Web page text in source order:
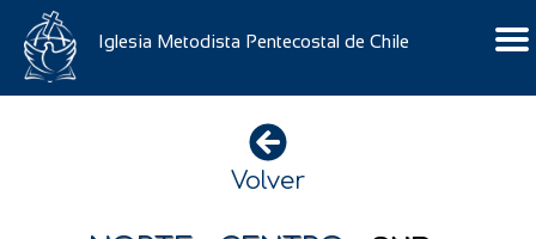
Iglesia Metodista Pentecostal de Chile
Volver